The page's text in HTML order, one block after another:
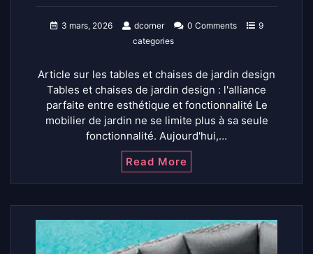
3 mars, 2026 dcorner 0 Comments
9
categories
Article sur les tables et chaises de jardin design
Tables et chaises de jardin design : l'alliance
parfaite entre esthétique et fonctionnalité Le
mobilier de jardin ne se limite plus à sa seule
fonctionnalité. Aujourd'hui,…
Read More